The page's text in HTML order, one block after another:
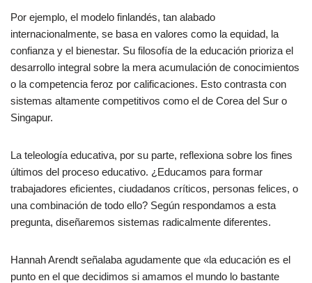
Por ejemplo, el modelo finlandés, tan alabado
internacionalmente, se basa en valores como la equidad, la
confianza y el bienestar. Su filosofía de la educación prioriza el
desarrollo integral sobre la mera acumulación de conocimientos
o la competencia feroz por calificaciones. Esto contrasta con
sistemas altamente competitivos como el de Corea del Sur o
Singapur.
La teleología educativa, por su parte, reflexiona sobre los fines
últimos del proceso educativo. ¿Educamos para formar
trabajadores eficientes, ciudadanos críticos, personas felices, o
una combinación de todo ello? Según respondamos a esta
pregunta, diseñaremos sistemas radicalmente diferentes.
Hannah Arendt señalaba agudamente que «la educación es el
punto en el que decidimos si amamos el mundo lo bastante